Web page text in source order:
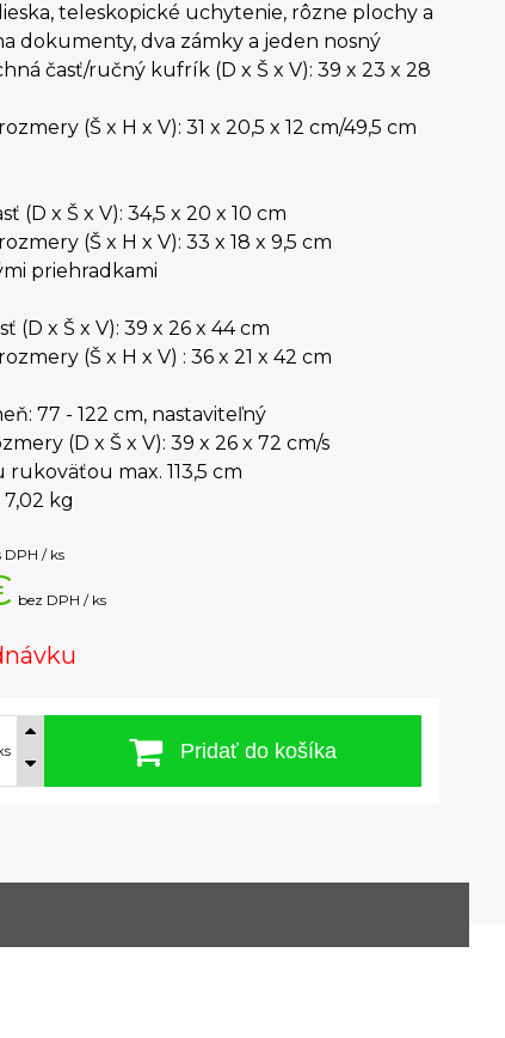
teleskopické uchytenie, rôzne plochy a
dokumenty, dva zámky a jeden nosný
časť/ručný kufrík (D x Š x V): 39 x 23 x 28
(Š x H x V): 31 x 20,5 x 12 cm/49,5 cm
(D x Š x V): 34,5 x 20 x 10 cm
(Š x H x V): 33 x 18 x 9,5 cm
priehradkami
(D x Š x V): 39 x 26 x 44 cm
(Š x H x V) : 36 x 21 x 42 cm
77 - 122 cm, nastaviteľný
(D x Š x V): 39 x 26 x 72 cm/s
max. 113,5 cm
kg
DPH / ks
bez DPH / ks
Pridať do košíka